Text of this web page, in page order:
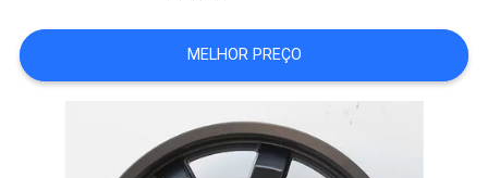
MAPA
DO
MELHOR PREÇO